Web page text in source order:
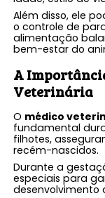
Além disso, ele
o controle de
alimentação
bem-estar do
A
Veterinária
O médico
fundamental
filhotes,
recém-nascidos.
Durante a
especiais para
desenvolvimento